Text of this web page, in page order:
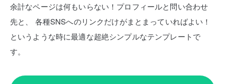
余計なページは何もいらない！プロフィールと問い合わせ
先と、
各種SNSへのリンクだけがまとまっていればよい！
というような時に最適な超絶シンプルなテンプレートで
す。